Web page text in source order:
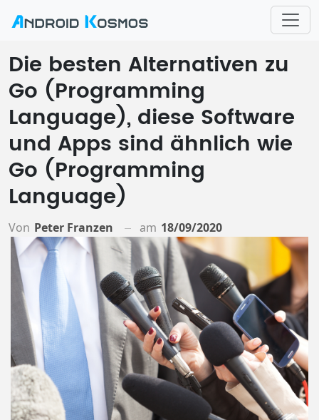
Die besten Alternativen zu
Go (Programming
Language), diese Software
und Apps sind ähnlich wie
Go (Programming
Language)
Von Peter Franzen am 18/09/2020